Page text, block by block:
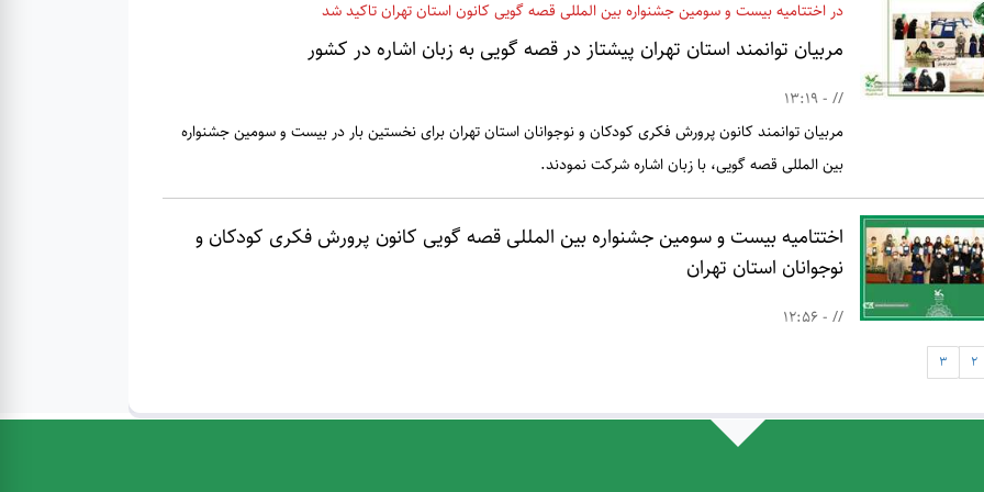
در اختتامیه بیست و سومین جشنواره بین المللی قصه گویی کانون استان تهران تاکید شد
مربیان توانمند استان تهران پیشتاز در قصه گویی به زبان اشاره در کشور
// - 13:19
مربیان توانمند کانون پرورش فکری کودکان و نوجوانان استان تهران برای نخستین بار در بیست و سومین جشنواره
بین المللی قصه گویی، با زبان اشاره شرکت نمودند.
اختتامیه بیست و سومین جشنواره بین المللی قصه گویی کانون پرورش فکری کودکان و
نوجوانان استان تهران
// - 12:56
2
3